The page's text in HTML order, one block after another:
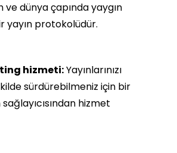
dünya çapında yaygın
yayın protokolüdür.
hizmeti:Yayınlarınızı
sürdürebilmeniz için bir
hizmet